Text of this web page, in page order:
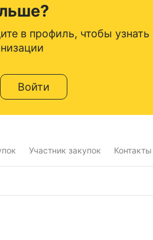
в профиль, чтобы узнать
Войти
Участник закупок Контакты